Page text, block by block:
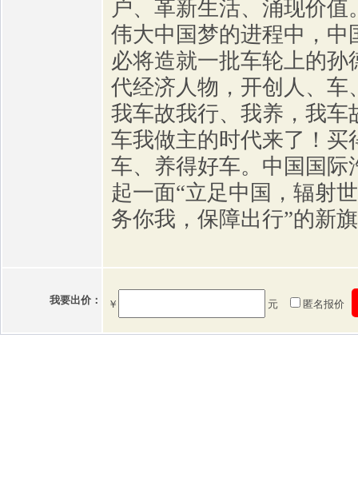
户、革新生活、涌现价
伟大中国梦的进程中，中
必将造就一批车轮上的孙
代经济人物，开创人、车
我车故我行、我养，我车
车我做主的时代来了！买
车、养得好车。中国国际
起一面“立足中国，辐射
务你我，保障出行”的新
我要出价： ￥ 元 匿名报价